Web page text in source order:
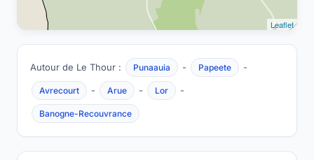
Leaflet
Autour de Le Thour : Punaauia - Papeete -
Avrecourt - Arue - Lor -
Banogne-Recouvrance